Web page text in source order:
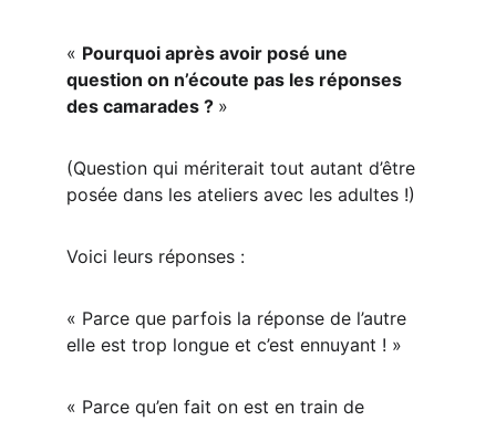
« Pourquoi après avoir posé une
question on n’écoute pas les réponses
des camarades ? »
(Question qui mériterait tout autant d’être
posée dans les ateliers avec les adultes !)
Voici leurs réponses :
« Parce que parfois la réponse de l’autre
elle est trop longue et c’est ennuyant ! »
« Parce qu’en fait on est en train de